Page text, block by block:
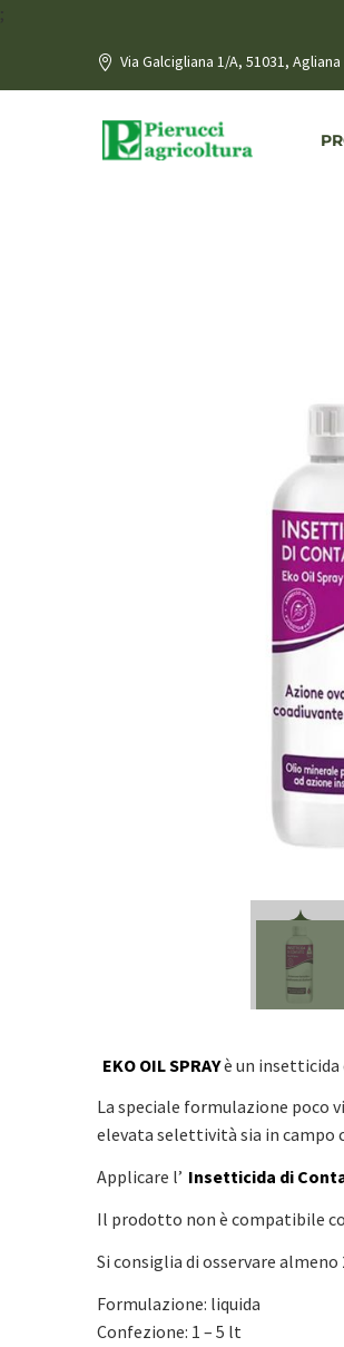
;
Via Galcigliana 1/A, 51031,
EKO OIL SPRAYè un insetticida
La speciale formulazione poco
elevata selettività sia in campo
Applicare l’ Insetticida di
Il prodotto non è compatibile
Si consiglia di osservare
Formulazione: liquida
Confezione: 1 – 5 lt